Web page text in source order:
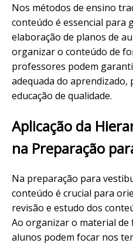
Nos métodos de ensino
conteúdo é essencial para
elaboração de planos de
organizar o conteúdo de
professores podem
adequada do aprendizado,
educação de qualidade.
Aplicação da
na Preparação
Na preparação para
conteúdo é crucial para
revisão e estudo dos
Ao organizar o material
alunos podem focar nos